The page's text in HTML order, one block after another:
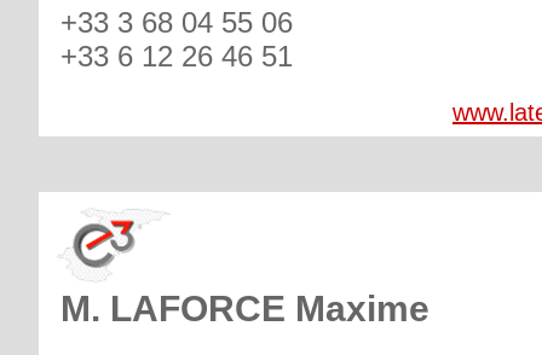
+33 3 68 04 55 06
+33 6 12 26 46 51
M. LAFORCE Maxime